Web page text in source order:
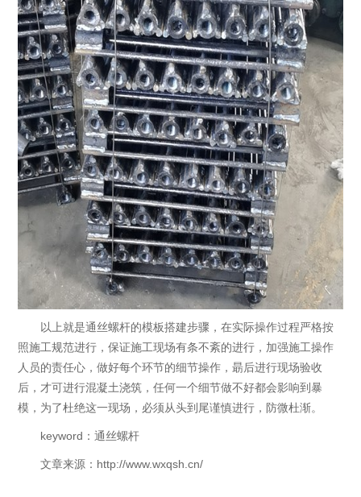
以上就是通丝螺杆的模板搭建步骤，在实际操作过程严格按
照施工规范进行，保证施工现场有条不紊的进行，加强施工操作
人员的责任心，做好每个环节的细节操作，朂后进行现场验收
后，才可进行混凝土浇筑，任何一个细节做不好都会影响到暴
模，为了杜绝这一现场，必须从头到尾谨慎进行，防微杜渐。
keyword：通丝螺杆
文章来源：http://www.wxqsh.cn/